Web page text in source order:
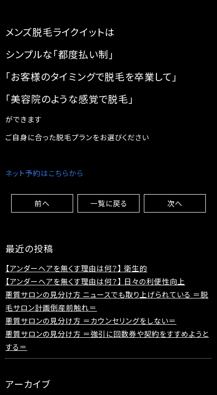
メンズ脱毛ライクイットは
シンプルな「都度払い制」
「お客様のタイミングで脱毛を卒業して」
「美容院のような感覚で脱毛」
ができます
ご自身に合った脱毛プランをお選びください
ネット予約はこちらから
前へ 一覧に戻る 次へ
最近の投稿
【アンダーヘアを無くす理由は何？】 衛生的
【アンダーヘアを無くす理由は何？】 日々の利便性向上
悪質サロンの見分け方 ニュースでも取り上げられている ＝脱
毛サロン計画倒産前触れ＝
悪質サロンの見分け方 ＝カウンセリングをしない＝
悪質サロンの見分け方 ＝強引に回数券や契約をすすめようと
する＝
アーカイブ